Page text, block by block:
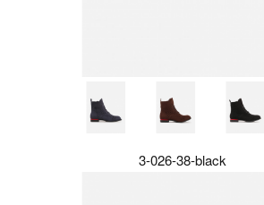
3-026-38-black